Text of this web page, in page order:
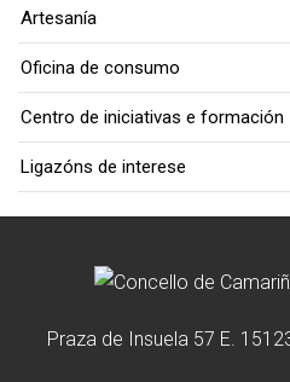
Artesanía
Oficina de consumo
Centro de iniciativas e formación
Ligazóns de interese
Praza de Insuela 57 E.